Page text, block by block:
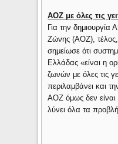
ΑΟΖ με όλες τις
Για την δημιουργία
Ζώνης (ΑΟΖ),
σημείωσε ότι
Ελλάδας «είναι η
ζωνών με όλες τις
περιλαμβάνει και
ΑΟΖ όμως δεν είναι
λύνει όλα τα